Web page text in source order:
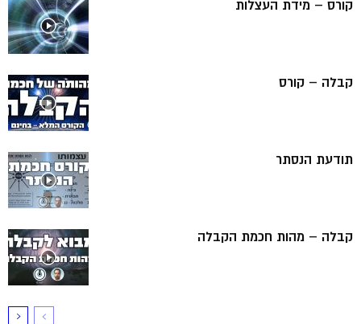
קורס – מידת העצלות
קבלה – קורס
תודעת הנסתר
קבלה – מהות חכמת הקבלה